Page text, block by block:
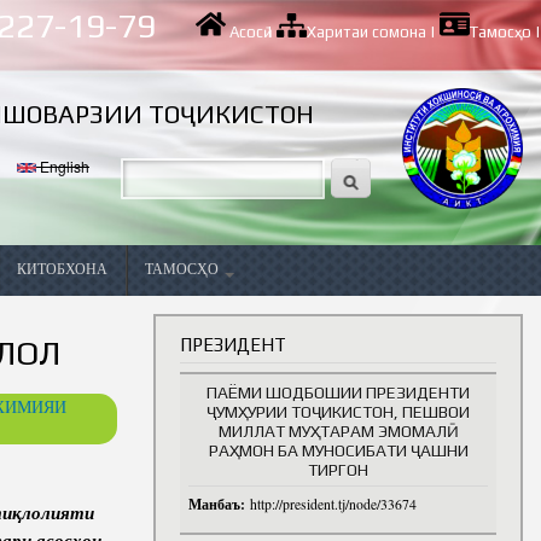
227-19-79 Асосӣ| Харитаи сомона | Тамосҳо|
ТОҶИКИСТОН
English
КИТОБХОНА ТАМОСҲО
қлолияти
ПРЕЗИДЕНТ
ПАЁМИ ШОДБОШИИ ПРЕЗИДЕНТИ
ҶУМҲУРИИ ТОҶИКИСТОН, ПЕШВОИ
МИЛЛАТ МУҲТАРАМ ЭМОМАЛӢ
РАҲМОН БА МУНОСИБАТИ ҶАШНИ
ТИРГОН
Манбаъ: http://president.tj/node/33674